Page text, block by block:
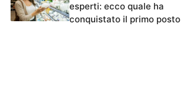
esperti: ecco quale ha
conquistato il primo posto